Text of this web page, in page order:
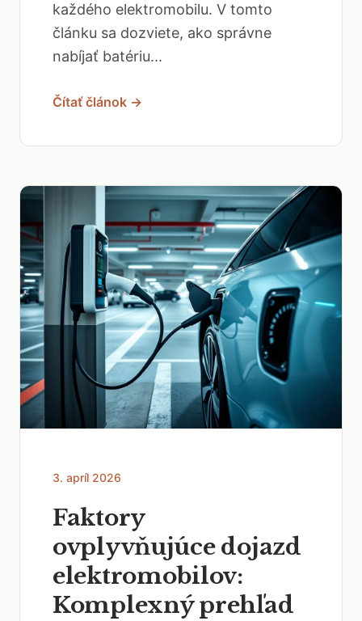
každého elektromobilu. V tomto
článku sa dozviete, ako správne
nabíjať batériu...
Čítať článok →
3. apríl 2026
Faktory
ovplyvňujúce dojazd
elektromobilov:
Komplexný prehľad